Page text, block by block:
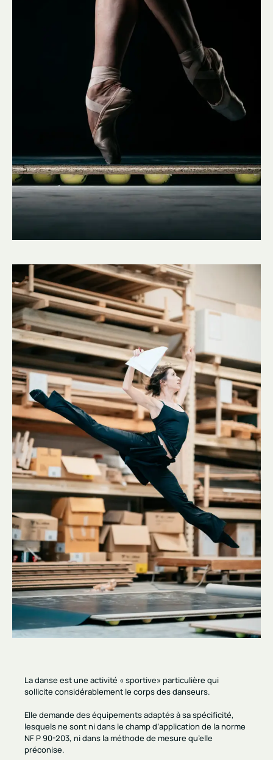
La danse est une activité « sportive» particulière qui
sollicite considérablement le corps des danseurs.
Elle demande des équipements adaptés à sa spécificité,
lesquels ne sont ni dans le champ d’application de la norme
NF P 90-203, ni dans la méthode de mesure qu’elle
préconise.